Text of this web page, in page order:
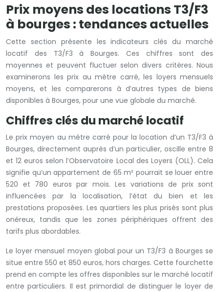
Prix moyens des locations T3/F3
à bourges : tendances actuelles
Cette section présente les indicateurs clés du marché
locatif des T3/F3 à Bourges. Ces chiffres sont des
moyennes et peuvent fluctuer selon divers critères. Nous
examinerons les prix au mètre carré, les loyers mensuels
moyens, et les comparerons à d’autres types de biens
disponibles à Bourges, pour une vue globale du marché.
Chiffres clés du marché locatif
Le prix moyen au mètre carré pour la location d’un T3/F3 à
Bourges, directement auprès d’un particulier, oscille entre 8
et 12 euros selon l’Observatoire Local des Loyers (OLL). Cela
signifie qu’un appartement de 65 m² pourrait se louer entre
520 et 780 euros par mois. Les variations de prix sont
influencées par la localisation, l’état du bien et les
prestations proposées. Les quartiers les plus prisés sont plus
onéreux, tandis que les zones périphériques offrent des
tarifs plus abordables.
Le loyer mensuel moyen global pour un T3/F3 à Bourges se
situe entre 550 et 850 euros, hors charges. Cette fourchette
prend en compte les offres disponibles sur le marché locatif
entre particuliers. Il est primordial de distinguer le loyer de